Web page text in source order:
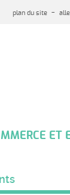
plan du site
ET
hébergements